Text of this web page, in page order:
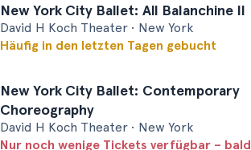
New York City Ballet: All Balanchine II
David H Koch Theater • New York
Häufig in den letzten Tagen gebucht
New York City Ballet: Contemporary
Choreography
David H Koch Theater • New York
Nur noch wenige Tickets verfügbar – bald